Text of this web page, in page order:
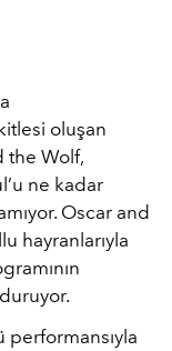
oluşan
the Wolf,
ne kadar
Oscar and
hayranlarıyla
performansıyla